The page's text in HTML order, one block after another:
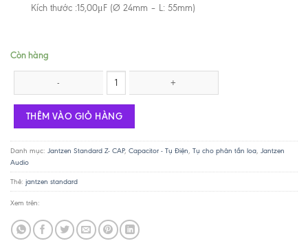
Kích thước :15,00μF (Ø 24mm – L: 55mm)
Còn hàng
Tụ Jantzen Standard Z-Cap 15uf / 400V số lượng
THÊM VÀO GIỎ HÀNG
Danh mục: Jantzen Standard Z- CAP, Capacitor - Tụ Điện, Tụ cho phân tần loa, Jantzen
Audio
Thẻ: jantzen standard
Xem trên: